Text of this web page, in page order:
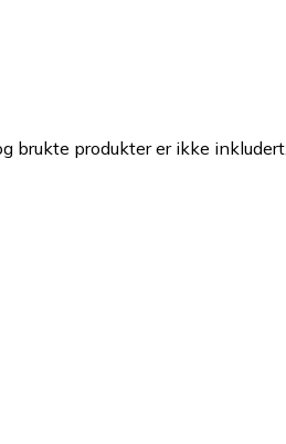
brukte produkter er ikke inkludert.